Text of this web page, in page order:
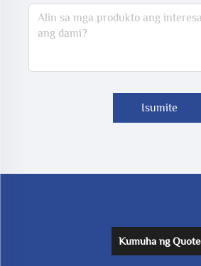
Isumite
Kumuha ng Quote